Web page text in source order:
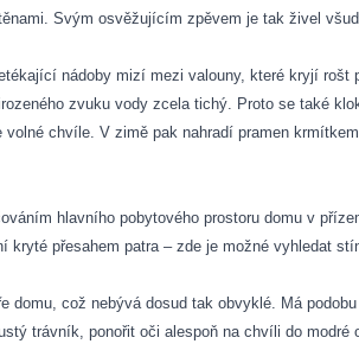
Svým osvěžujícím zpěvem je tak živel
nádoby mizí mezi valouny, které kryjí
zvuku vody zcela tichý. Proto se také
chvíle. V zimě pak nahradí pramen
hlavního pobytového prostoru domu v
přesahem patra – zde je možné vyhledat
domu, což nebývá dosud tak obvyklé. Má
trávník, ponořit oči alespoň na chvíli do